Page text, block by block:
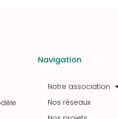
Navigation
Notre association
Nos réseaux